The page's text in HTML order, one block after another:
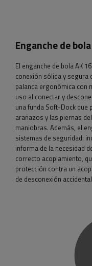
Enganche de
El enganche de bola AK
conexión sólida y segura
palanca ergonómica con
uso al conectar y
una funda Soft-Dock que
arañazos y las piernas
maniobras. Además, el
sistemas de seguridad:
informa de la necesidad
correcto acoplamiento,
protección contra un
de desconexión